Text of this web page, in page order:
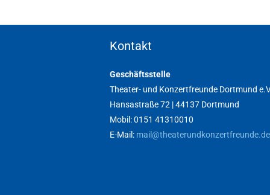
Kontakt
Geschäftsstelle
Theater- und Konzertfreunde Dortmund
Hansastraße 72 | 44137 Dortmund
Mobil: 0151 41310010
E-Mail: mail@theaterundkonzertfreunde.de